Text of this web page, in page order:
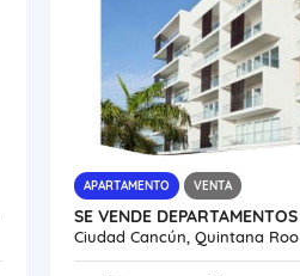
APARTAMENTO VENTA
Ciudad Cancún, Quintana Roo